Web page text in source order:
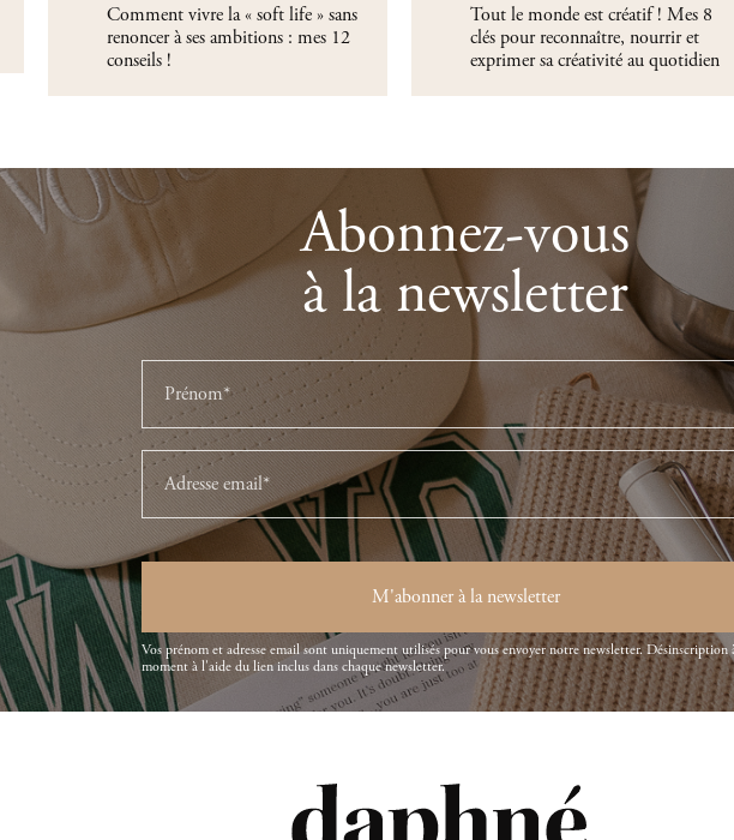
Comment vivre la « soft life » sans
renoncer à ses ambitions : mes 12
conseils !
Tout le monde est créatif ! Mes 8
clés pour reconnaître, nourrir et
exprimer sa créativité au quotidien
Abonnez-vous
à la newsletter
M'abonner à la newsletter
Vos prénom et adresse email sont uniquement utilisés pour vous envoyer notre newsletter. Désinscription
moment à l'aide du lien inclus dans chaque newsletter.